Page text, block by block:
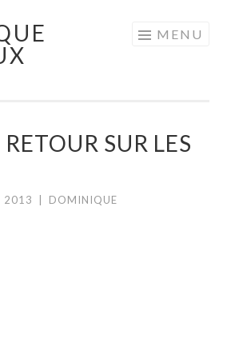
MENU
SUR LES
2013 DOMINIQUE